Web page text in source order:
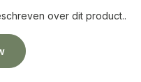
over dit product..